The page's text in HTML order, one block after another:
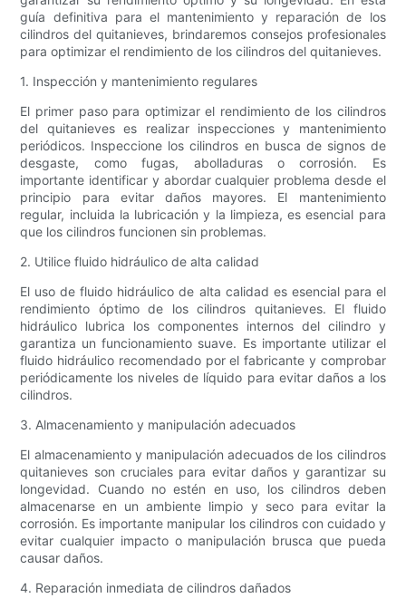
guía definitiva para el mantenimiento y reparación de los
cilindros del quitanieves, brindaremos consejos profesionales
para optimizar el rendimiento de los cilindros del quitanieves.
1. Inspección y mantenimiento regulares
El primer paso para optimizar el rendimiento de los cilindros
del quitanieves es realizar inspecciones y mantenimiento
periódicos. Inspeccione los cilindros en busca de signos de
desgaste, como fugas, abolladuras o corrosión. Es
importante identificar y abordar cualquier problema desde el
principio para evitar daños mayores. El mantenimiento
regular, incluida la lubricación y la limpieza, es esencial para
que los cilindros funcionen sin problemas.
2. Utilice fluido hidráulico de alta calidad
El uso de fluido hidráulico de alta calidad es esencial para el
rendimiento óptimo de los cilindros quitanieves. El fluido
hidráulico lubrica los componentes internos del cilindro y
garantiza un funcionamiento suave. Es importante utilizar el
fluido hidráulico recomendado por el fabricante y comprobar
periódicamente los niveles de líquido para evitar daños a los
cilindros.
3. Almacenamiento y manipulación adecuados
El almacenamiento y manipulación adecuados de los cilindros
quitanieves son cruciales para evitar daños y garantizar su
longevidad. Cuando no estén en uso, los cilindros deben
almacenarse en un ambiente limpio y seco para evitar la
corrosión. Es importante manipular los cilindros con cuidado y
evitar cualquier impacto o manipulación brusca que pueda
causar daños.
4. Reparación inmediata de cilindros dañados